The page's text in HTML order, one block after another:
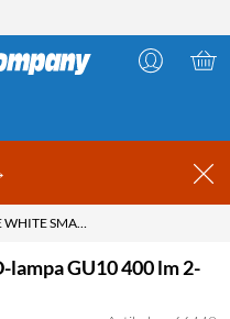
PHILIPS HUE WHITE SMART LED-LAMPA GU10 400 LM 2-PACK
GU10 400 lm 2-